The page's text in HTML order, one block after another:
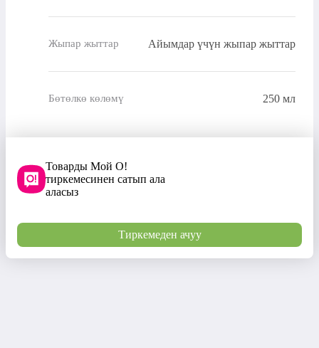
Жыпар жыттар Айымдар үчүн жыпар жыттар
Бөтөлкө көлөмү 250 мл
Товарды Мой О!
тиркемесинен сатып ала
аласыз
Тиркемеден ачуу